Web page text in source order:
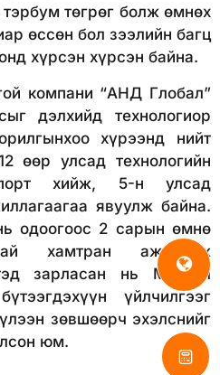
төгрөг болж өмнөх
өссөн бол зээлийн багц
хүрсэн хүрсэн байна.
компани “АНД Глобал”
дэлхийд технологиор
хүрээнд нийт
өөр улсад технологийн
хийж, 5-н улсад
явуулж байна.
одоогоос 2 сарын өмнө
хамтран ажиллаж
зарласан нь Монгол
үйлчилгээг
зөвшөөрч эхэлснийг
юм.